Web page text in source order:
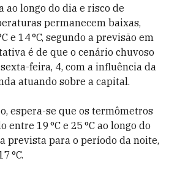
ao longo do dia e risco de
permanecem baixas,
e 14 °C, segundo a previsão em
é de que o cenário chuvoso
feira, 4, com a influência da
atuando sobre a capital.
espera-se que os termômetros
19 °C e 25 °C ao longo do
prevista para o período da noite,
°C.